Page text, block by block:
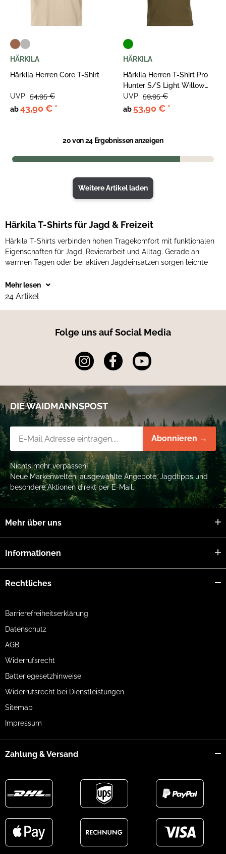
HÄRKILA
Härkila Herren Core T-Shirt
ab43,90 € *
UVP 54,95 €
HÄRKILA
Härkila Herren T-Shirt Pro
Hunter S/S Light Willow
Green
ab 53,90 € *
UVP 59,95 €
20von 24 Ergebnissen anzeigen
Weitere Artikel laden
Härkila T-Shirts für Jagd & Freizeit
Härkila T-Shirts verbinden hohen Tragekomfort mit funktionalen
Eigenschaften für Jagd, Revierarbeit und Alltag. Gerade an
warmen Tagen oder bei aktiven Jagdeinsätzen sorgen leichte
Mehr lesen
24 Artikel
Folge uns auf Social Media
DIE WAIDMANNSPOST
Abonnieren →
Nichts mehr verpassen!
Neue Markenwelten, ausgewählte Angebote, Jagdtipps und
besondere Aktionen direkt per E-Mail.
Mehr über uns
Informationen
Rechtliches
Barrierefreiheitserklärung
Datenschutz
AGB
Widerrufsrecht
Batteriegesetzhinweise
Widerrufsrecht bei Dienstleistungen
Sitemap
Impressum
Zahlung & Versand